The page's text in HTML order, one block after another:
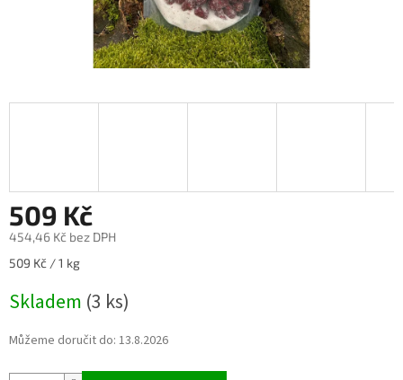
509 Kč
454,46 Kč bez DPH
Měrná
509 Kč / 1 kg
Skladem (3 ks)
Můžeme doručit do: 13.8.2026